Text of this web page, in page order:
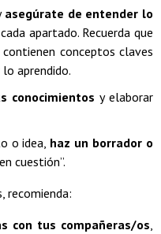
asegúrate de entender lo
apartado. Recuerda que
conceptos claves
aprendido.
conocimientos y elaborar
o idea, haz un borrador o
en cuestión”.
recomienda:
con tus compañeras/os,